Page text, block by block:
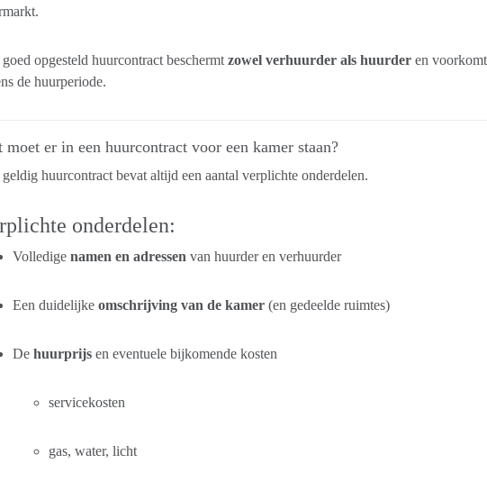
opgesteld huurcontract beschermt zowel verhuurder als huurderen voorkomt
de huurperiode.
moet er in een huurcontract voor een kamer staan?
huurcontract bevat altijd een aantal verplichte onderdelen.
onderdelen:
Volledige namen en adressen van huurder en verhuurder
Een duidelijke omschrijving van de kamer(en gedeelde ruimtes)
De huurprijsen eventuele bijkomende kosten
servicekosten
gas, water, licht